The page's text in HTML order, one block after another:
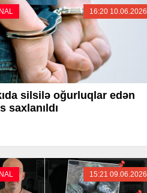
16:20 10.06.2026
silsilə oğurluqlar edən
saxlanıldı
15:21 09.06.2026